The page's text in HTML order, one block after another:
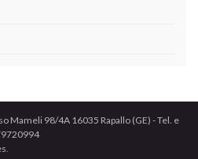
Mameli 98/4A 16035 Rapallo (GE) - Tel. e
.